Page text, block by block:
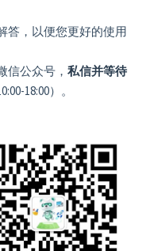
答，以便您更好的使用
信公众号， 私信并等待
18:00）。